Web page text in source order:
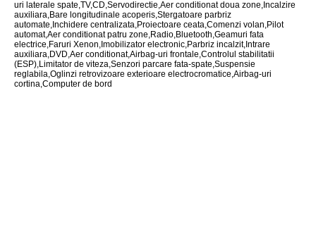
uri laterale spate,TV,CD,Servodirectie,Aer conditionat doua zone,Incalzire
auxiliara,Bare longitudinale acoperis,Stergatoare parbriz
automate,Inchidere centralizata,Proiectoare ceata,Comenzi volan,Pilot
automat,Aer conditionat patru zone,Radio,Bluetooth,Geamuri fata
electrice,Faruri Xenon,Imobilizator electronic,Parbriz incalzit,Intrare
auxiliara,DVD,Aer conditionat,Airbag-uri frontale,Controlul stabilitatii
(ESP),Limitator de viteza,Senzori parcare fata-spate,Suspensie
reglabila,Oglinzi retrovizoare exterioare electrocromatice,Airbag-uri
cortina,Computer de bord